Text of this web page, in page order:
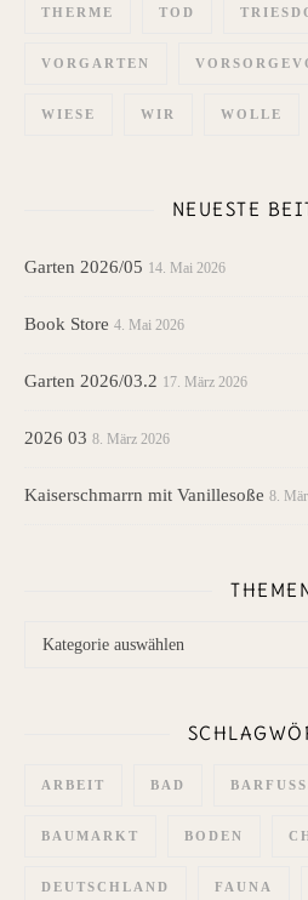
THERME TOD
VORGARTEN
WIESE WIR WOLLE
NEUESTE
Garten 2026/05 14. Mai 2026
Book Store 4. Mai 2026
Garten 2026/03.2 17. März 2026
2026 03 8. März 2026
Kaiserschmarrn mit Vanillesoße 8.
ARBEIT BAD
BAUMARKT BODEN
DEUTSCHLAND FAUNA